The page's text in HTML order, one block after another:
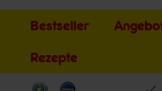
Bestseller
Rezepte